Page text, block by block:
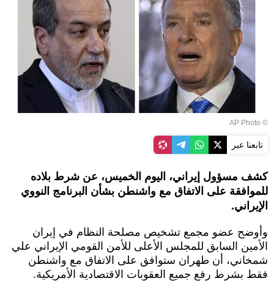
© AP Photo
تابعنا عبر
كشف مسؤول إيراني، اليوم الخميس، عن شرط بلاده
للموافقة على الاتفاق مع واشنطن بشأن البرنامج النووي
الإيراني.
وأوضح عضو مجمع تشخيص مصلحة النظام في إيران
الأمين السابق للمجلس الأعلى للأمن القومي الإيراني علي
شمخاني، أن طهران ستوافق على الاتفاق مع واشنطن
فقط بشرط رفع جميع العقوبات الاقتصادية الأمريكية.